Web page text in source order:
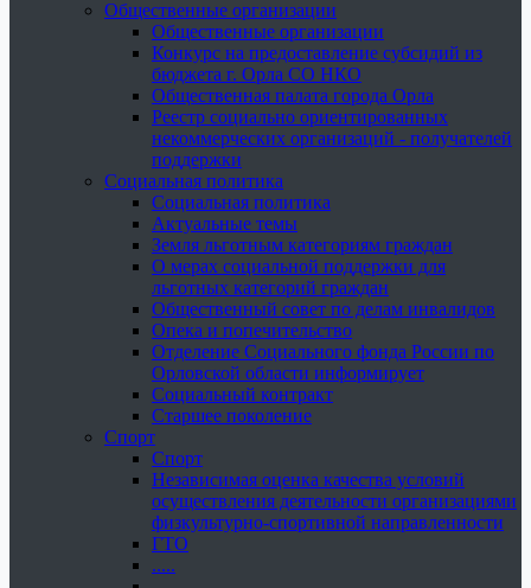
Общественные организации
Общественные организации
Конкурс на предоставление субсидий из
бюджета г. Орла СО НКО
Общественная палата города Орла
Реестр социально ориентированных
некоммерческих организаций - получателей
поддержки
Социальная политика
Социальная политика
Актуальные темы
Земля льготным категориям граждан
О мерах социальной поддержки для
льготных категорий граждан
Общественный совет по делам инвалидов
Опека и попечительство
Отделение Социального фонда России по
Орловской области информирует
Социальный контракт
Старшее поколение
Спорт
Спорт
Независимая оценка качества условий
осуществления деятельности организациями
физкультурно-спортивной направленности
ГТО
.....